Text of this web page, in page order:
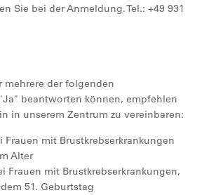
Sie bei der Anmeldung. Tel.: +49 931
mehrere der folgenden
beantworten können, empfehlen
in unserem Zentrum zu vereinbaren:
Frauen mit Brustkrebserkrankungen
Alter
Frauen mit Brustkrebserkrankungen,
51. Geburtstag